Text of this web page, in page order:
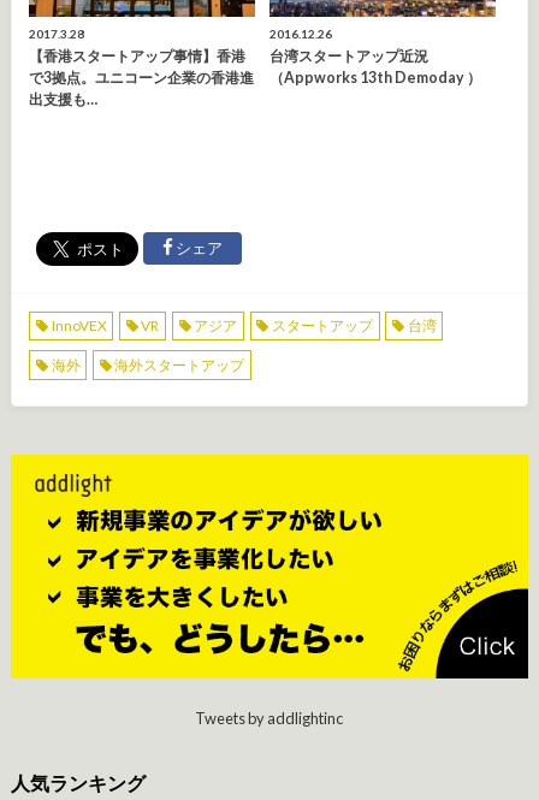
2017.3.28
【香港スタートアップ事情】香港
で3拠点。ユニコーン企業の香港進
出支援も…
2016.12.26
台湾スタートアップ近況
（appworks 13th Demoday ）
シェア
InnoVEX VR アジア スタートアップ 台湾
海外 海外スタートアップ
Tweets by addlightinc
人気ランキング